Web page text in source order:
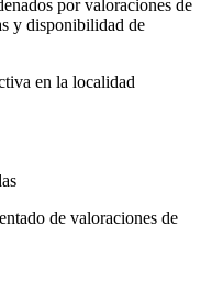
por valoraciones de
y disponibilidad de
en la localidad
de valoraciones de